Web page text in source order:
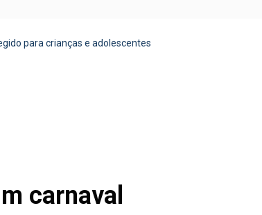
para crianças e adolescentes
carnaval